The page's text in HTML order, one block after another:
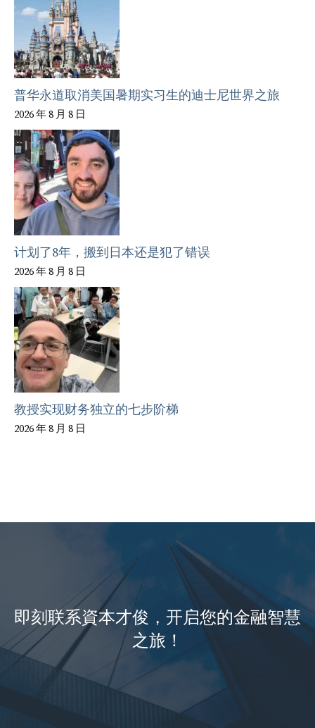
普华永道取消美国暑期实习生的迪士尼世界之旅
2026 年 8 月 8 日
计划了8年，搬到日本还是犯了错误
2026 年 8 月 8 日
教授实现财务独立的七步阶梯
2026 年 8 月 8 日
即刻联系資本才俊，开启您的金融智慧
之旅！